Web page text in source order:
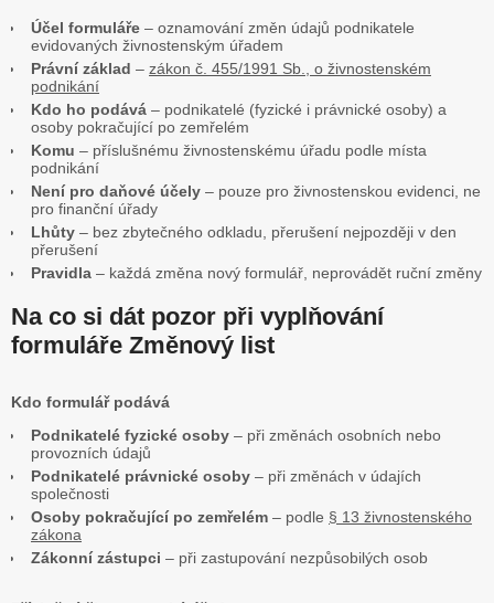
Účel formuláře – oznamování změn údajů podnikatele
evidovaných živnostenským úřadem
Právní základ – zákon č. 455/1991 Sb., o živnostenském
podnikání
Kdo ho podává – podnikatelé (fyzické i právnické osoby) a
osoby pokračující po zemřelém
Komu – příslušnému živnostenskému úřadu podle místa
podnikání
Není pro daňové účely – pouze pro živnostenskou evidenci, ne
pro finanční úřady
Lhůty – bez zbytečného odkladu, přerušení nejpozději v den
přerušení
Pravidla – každá změna nový formulář, neprovádět ruční změny
Na co si dát pozor při vyplňování
formuláře Změnový list
Kdo formulář podává
Podnikatelé fyzické osoby – při změnách osobních nebo
provozních údajů
Podnikatelé právnické osoby – při změnách v údajích
společnosti
Osoby pokračující po zemřelém – podle § 13 živnostenského
zákona
Zákonní zástupci – při zastupování nezpůsobilých osob